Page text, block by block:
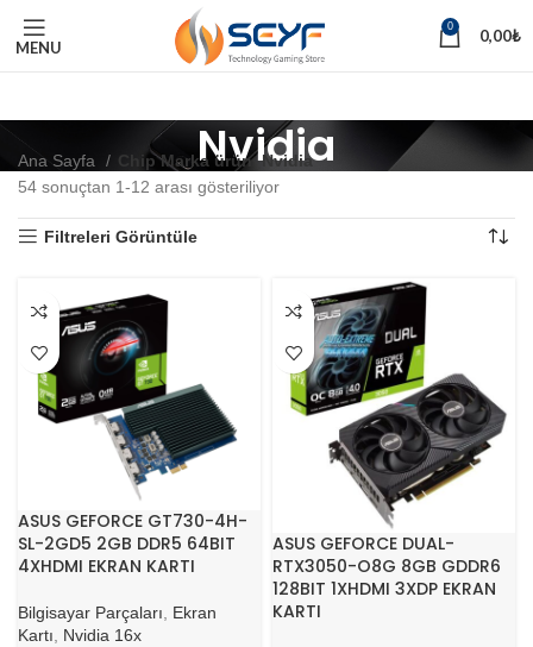
MENU
0 0,00₺
Nvidia
Ana Sayfa Chip Marka ürün Nvidia
54 sonuçtan 1-12 arası gösteriliyor
Filtreleri Görüntüle
ASUS GEFORCE GT730-4H-
SL-2GD5 2GB DDR5 64BIT
4XHDMI EKRAN KARTI
Bilgisayar Parçaları, Ekran
Kartı, Nvidia 16x
ASUS GEFORCE DUAL-
RTX3050-O8G 8GB GDDR6
128BIT 1XHDMI 3XDP EKRAN
KARTI